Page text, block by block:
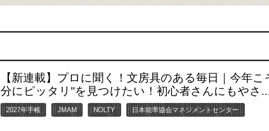
【新連載】プロに聞く！文房具のある毎日｜今年こ
分にピッタリ"を見つけたい！初心者さんにもやさ
2027年手帳 JMAM NOLTY 日本能率協会マネジメントセンター